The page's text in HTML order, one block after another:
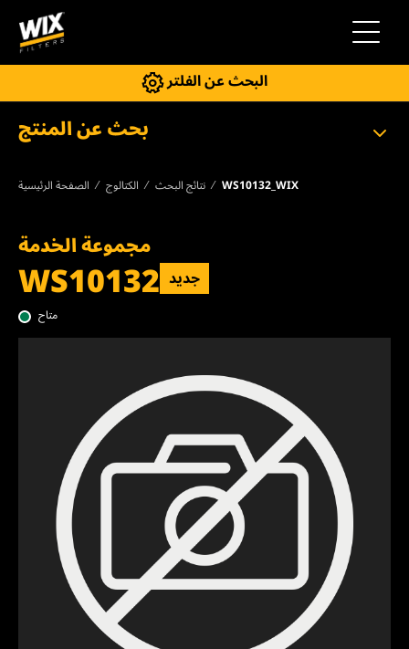
التنقل
البحث عن الفلتر
بحث عن المنتج
الصفحة الرئيسية الكتالوج نتائج البحث WS10132_WIX
مجموعة الخدمة
WS10132 جديد
متاح